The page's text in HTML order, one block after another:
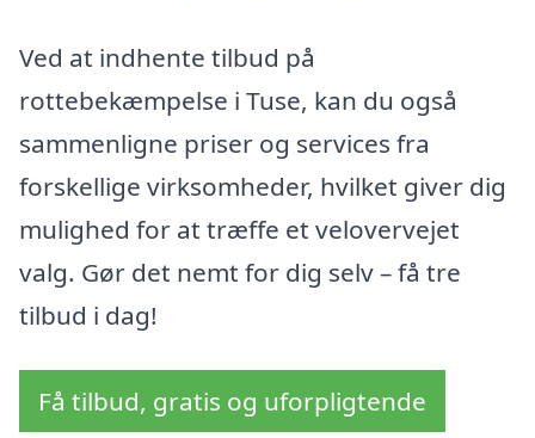
Ved at indhente tilbud på
rottebekæmpelse i Tuse, kan du også
sammenligne priser og services fra
forskellige virksomheder, hvilket giver dig
mulighed for at træffe et velovervejet
valg. Gør det nemt for dig selv – få tre
tilbud i dag!
Få tilbud, gratis og uforpligtende